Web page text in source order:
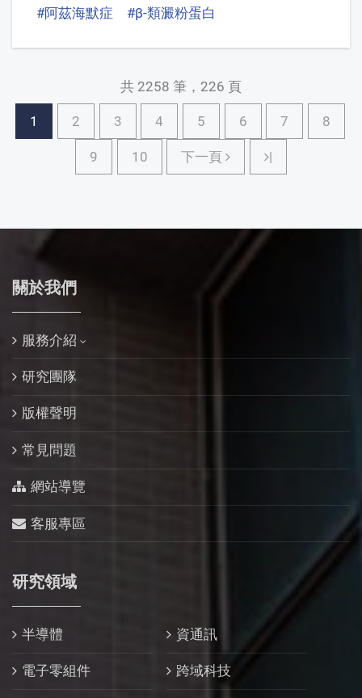
#阿茲海默症 #β-類澱粉蛋白
共 2258 筆，226 頁
1 2 3 4 5 6 7 8
9 10 下一頁 下一頁|
關於我們
服務介紹
研究團隊
版權聲明
常見問題
網站導覽
客服專區
研究領域
半導體 資通訊
電子零組件 跨域科技